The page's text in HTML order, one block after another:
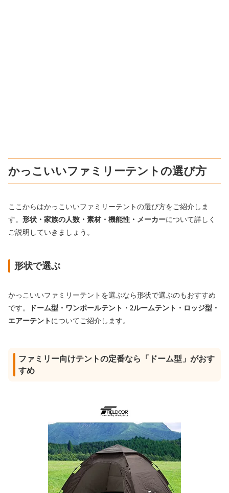
かっこいいファミリーテントの選び方
ここからはかっこいいファミリーテントの選び方をご紹介しま
す。 形状・家族の人数・素材・機能性・メーカーについて詳しく
ご説明していきましょう。
形状で選ぶ
かっこいいファミリーテントを選ぶなら形状で選ぶのもおすすめ
です。
ドーム型・ワンポールテント・2ルームテント・ロッジ型・
エアーテント についてご紹介します。
ファミリー向けテントの定番なら「ドーム型」がおす
すめ